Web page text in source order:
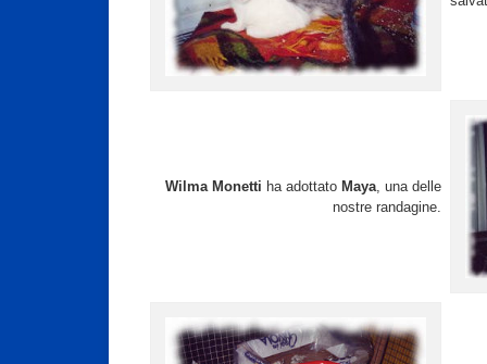
Wilma Monetti ha adottato Maya, una delle
nostre randagine.